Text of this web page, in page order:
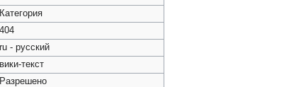
Категория
404
ru - русский
вики-текст
Разрешено